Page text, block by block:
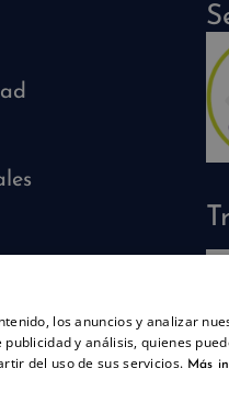
nosotros?
los anuncios y analizar
y análisis, quienes
del uso de sus servicios. Más